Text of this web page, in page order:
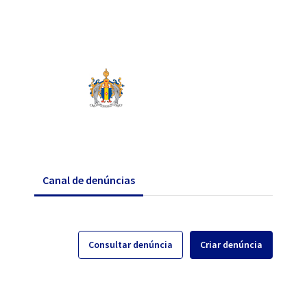
Canal de denúncias
Consultar denúncia Criar denúncia